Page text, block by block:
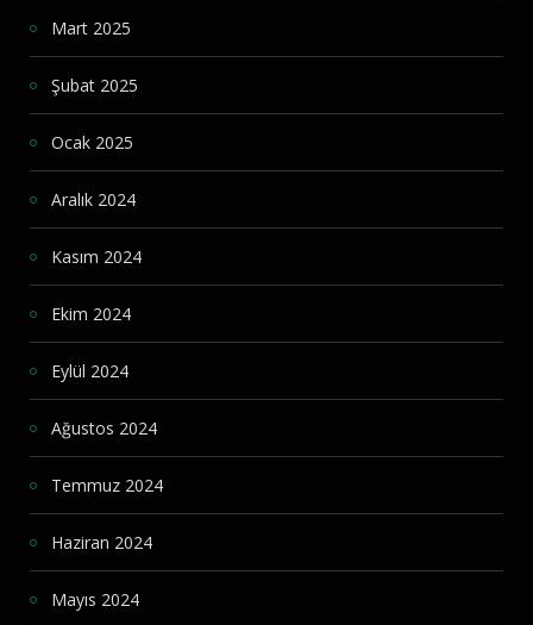
Mart 2025
Şubat 2025
Ocak 2025
Aralık 2024
Kasım 2024
Ekim 2024
Eylül 2024
Ağustos 2024
Temmuz 2024
Haziran 2024
Mayıs 2024